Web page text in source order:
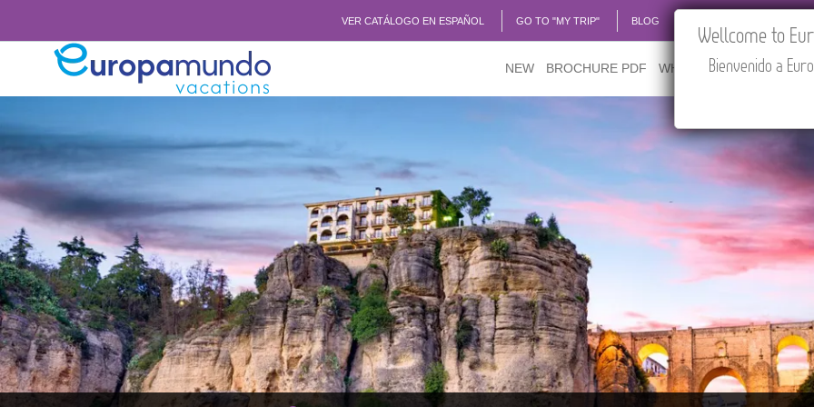
VER CATÁLOGO EN ESPAÑOL GO TO "MY TRIP" BLOG
NEW BROCHURE PDF WHERE TO BUY
Wellcome to
Bienvenido a